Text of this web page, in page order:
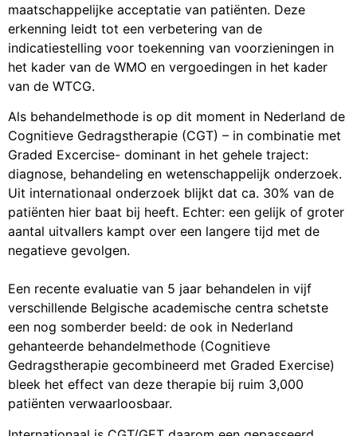
maatschappelijke acceptatie van patiënten. Deze
erkenning leidt tot een verbetering van de
indicatiestelling voor toekenning van voorzieningen in
het kader van de WMO en vergoedingen in het kader
van de WTCG.
Als behandelmethode is op dit moment in Nederland de
Cognitieve Gedragstherapie (CGT) – in combinatie met
Graded Excercise- dominant in het gehele traject:
diagnose, behandeling en wetenschappelijk onderzoek.
Uit internationaal onderzoek blijkt dat ca. 30% van de
patiënten hier baat bij heeft. Echter: een gelijk of groter
aantal uitvallers kampt over een langere tijd met de
negatieve gevolgen.
Een recente evaluatie van 5 jaar behandelen in vijf
verschillende Belgische academische centra schetste
een nog somberder beeld: de ook in Nederland
gehanteerde behandelmethode (Cognitieve
Gedragstherapie gecombineerd met Graded Exercise)
bleek het effect van deze therapie bij ruim 3,000
patiënten verwaarloosbaar.